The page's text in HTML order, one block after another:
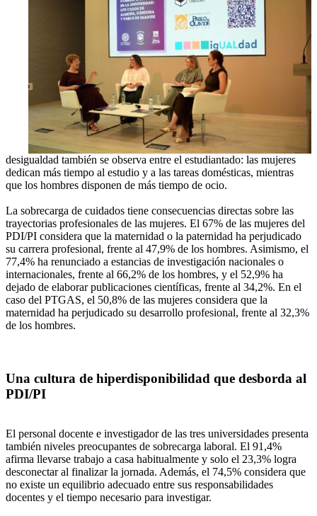
desigualdad también se observa entre el estudiantado: las mujeres
dedican más tiempo al estudio y a las tareas domésticas, mientras
que los hombres disponen de más tiempo de ocio.
La sobrecarga de cuidados tiene consecuencias directas sobre las
trayectorias profesionales de las mujeres. El 67% de las mujeres del
PDI/PI considera que la maternidad o la paternidad ha perjudicado
su carrera profesional, frente al 47,9% de los hombres. Asimismo, el
77,4% ha renunciado a estancias de investigación nacionales o
internacionales, frente al 66,2% de los hombres, y el 52,9% ha
dejado de elaborar publicaciones científicas, frente al 34,2%. En el
caso del PTGAS, el 50,8% de las mujeres considera que la
maternidad ha perjudicado su desarrollo profesional, frente al 32,3%
de los hombres.
Una cultura de hiperdisponibilidad que desborda al
PDI/PI
El personal docente e investigador de las tres universidades presenta
también niveles preocupantes de sobrecarga laboral. El 91,4%
afirma llevarse trabajo a casa habitualmente y solo el 23,3% logra
desconectar al finalizar la jornada. Además, el 74,5% considera que
no existe un equilibrio adecuado entre sus responsabilidades
docentes y el tiempo necesario para investigar.